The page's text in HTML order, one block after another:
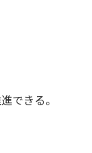
できる。